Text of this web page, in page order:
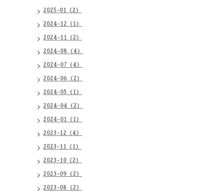
2025-01（2）
2024-12（1）
2024-11（2）
2024-08（4）
2024-07（4）
2024-06（2）
2024-05（1）
2024-04（2）
2024-01（1）
2023-12（4）
2023-11（1）
2023-10（2）
2023-09（2）
2023-08（2）